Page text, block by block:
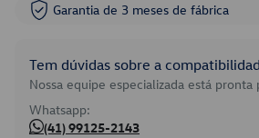
Garantia de 3 meses de fábrica
Tem dúvidas sobre a
Nossa equipe especializada está pronta
Whatsapp:
(41) 99125-2143